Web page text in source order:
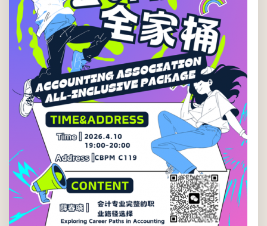
以恒学长和目前大三在读学姐秦远东，从“软背景提升，裱花准
备，留学就业抉择，秋招面试通关”等维度，全...
2025年10月14日(周二) 07:00 PM - 08:00 PM
葛和凯D102
所有温肯学生